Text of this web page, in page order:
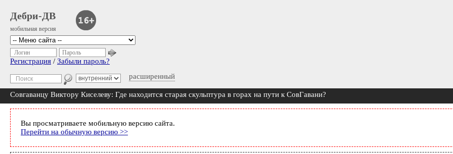
Дебри-ДВ
мобильная версия
расширенный
Логин Пароль
Регистрация / Забыли пароль?
Совгаванцу Виктору Киселеву: Где находится старая скульптура в горах на пути к СовГавани?
Вы просматриваете мобильную версию сайта.
Перейти на обычную версию >>